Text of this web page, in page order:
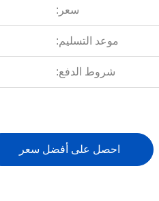
سعر:
موعد التسليم:
شروط الدفع:
احصل على أفضل سعر